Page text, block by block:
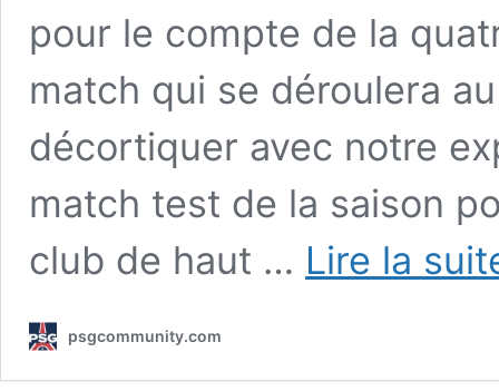
pour le compte de la
match qui se déroulera
décortiquer avec notre
match test de la saison
club de haut … Lire la
psgcommunity.com